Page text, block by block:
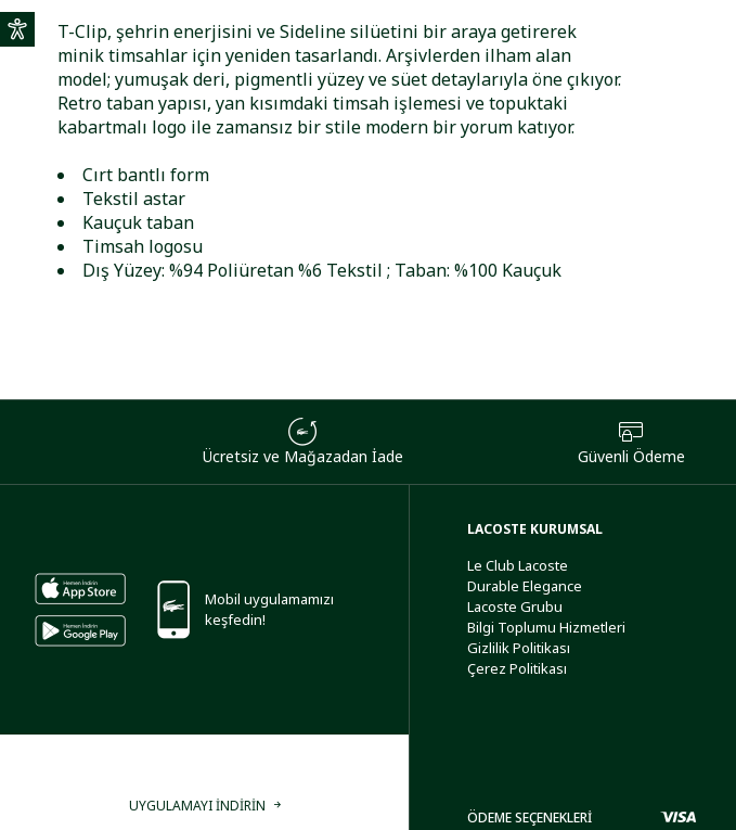
T-Clip, şehrin enerjisini ve Sideline silüetini bir araya getirerek
minik timsahlar için yeniden tasarlandı. Arşivlerden ilham alan
model; yumuşak deri, pigmentli yüzey ve süet detaylarıyla öne çıkıyor.
Retro taban yapısı, yan kısımdaki timsah işlemesi ve topuktaki
kabartmalı logo ile zamansız bir stile modern bir yorum katıyor.
Cırt bantlı form
Tekstil astar
Kauçuk taban
Timsah logosu
Dış Yüzey: %94 Poliüretan %6 Tekstil ; Taban: %100 Kauçuk
Ücretsiz ve Mağazadan İade Güvenli Ödeme
Mobil uygulamamızı
keşfedin!
UYGULAMAYI İNDİRİN
LACOSTE KURUMSAL
Le Club Lacoste
Durable Elegance
Lacoste Grubu
Bilgi Toplumu Hizmetleri
Gizlilik Politikası
Çerez Politikası
ÖDEME SEÇENEKLERİ